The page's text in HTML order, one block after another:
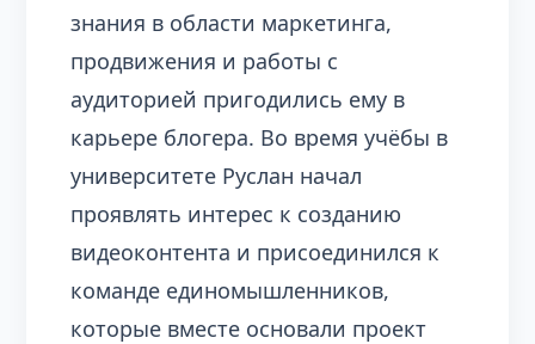
знания в области маркетинга,
продвижения и работы с
аудиторией пригодились ему в
карьере блогера. Во время учёбы в
университете Руслан начал
проявлять интерес к созданию
видеоконтента и присоединился к
команде единомышленников,
которые вместе основали проект